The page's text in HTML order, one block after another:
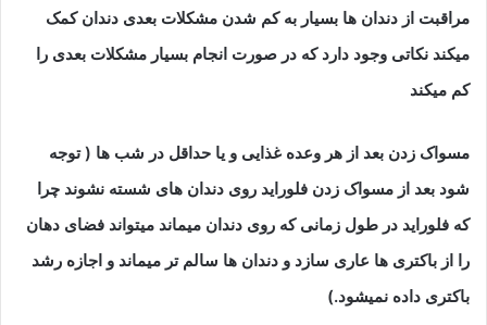
مراقبت از دندان ها بسیار به کم شدن مشکلات بعدی دندان کمک
میکند نکاتی وجود دارد که در صورت انجام بسیار مشکلات بعدی را
کم میکند
مسواک زدن بعد از هر وعده غذایی و یا حداقل در شب ها ( توجه
شود بعد از مسواک زدن فلوراید روی دندان های شسته نشوند چرا
که فلوراید در طول زمانی که روی دندان میماند میتواند فضای دهان
را از باکتری ها عاری سازد و دندان ها سالم تر میماند و اجازه رشد
باکتری داده نمیشود.)